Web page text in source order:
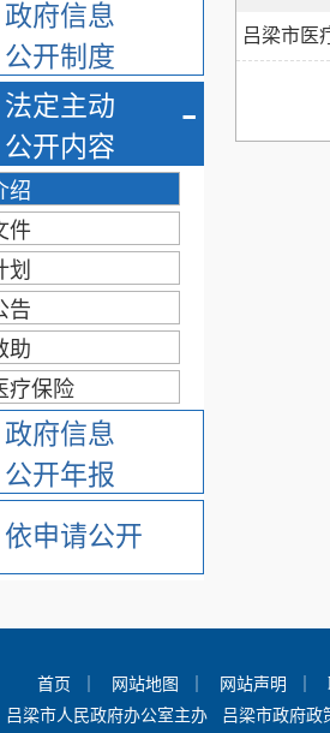
政府信息
公开制度
法定主动
公开内容
-
绍
件
划
告
助
疗保险
政府信息
公开年报
依申请公开
吕梁市医
首页 网站地图 网站声明
吕梁市人民政府办公室主办 吕梁市政府